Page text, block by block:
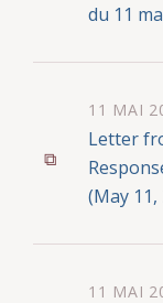
du 11
11 MAI
Letter
(May 11,
11 MAI